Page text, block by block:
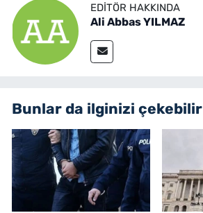
EDITÖR HAKKINDA
Ali Abbas YILMAZ
Bunlar da ilginizi çekebilir